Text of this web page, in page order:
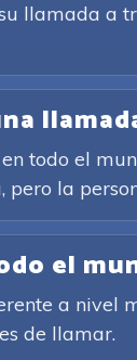
llamada a
todo el
la
el
a
de llamar.